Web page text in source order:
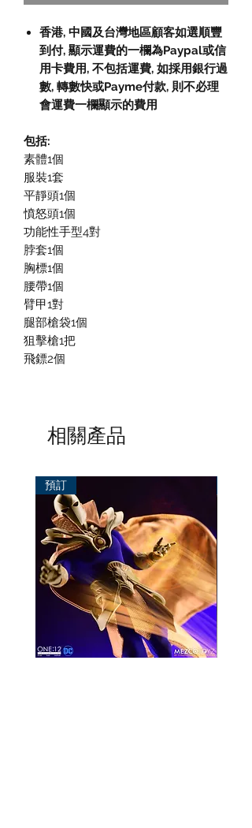
香港, 中國及台灣地區顧客如選順豐
到付, 顯示運費的一欄為Paypal或信
用卡費用, 不包括運費, 如採用銀行過
數, 轉數快或Payme付款, 則不必理
會運費一欄顯示的費用
包括:
素體1個
服裝1套
平靜頭1個
憤怒頭1個
功能性手型4對
脖套1個
胸標1個
腰帶1個
臂甲1對
腿部槍袋1個
狙擊槍1把
飛鏢2個
相關產品
預訂